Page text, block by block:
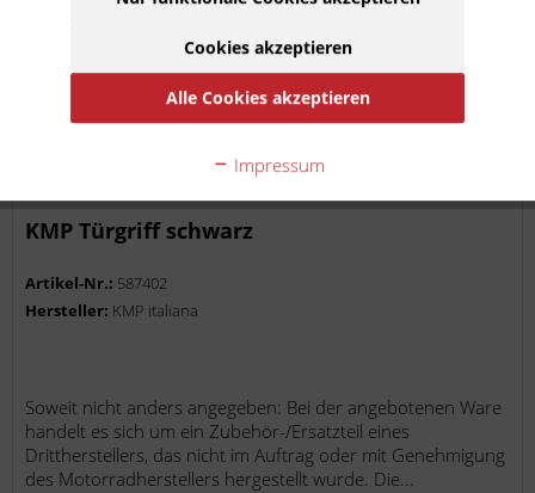
KMP Türgriff schwarz
Artikel-Nr.: 587402
Hersteller: KMP italiana
Soweit nicht anders angegeben: Bei der angebotenen Ware
handelt es sich um ein Zubehör-/Ersatzteil eines
Drittherstellers, das nicht im Auftrag oder mit Genehmigung
des Motorradherstellers hergestellt wurde. Die...
Cookies akzeptieren
Alle Cookies akzeptieren
Impressum